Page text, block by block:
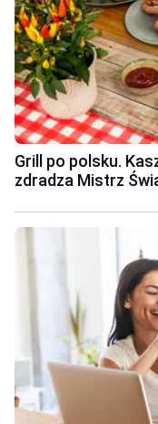
Grill po polsku.
zdradza Mistrz